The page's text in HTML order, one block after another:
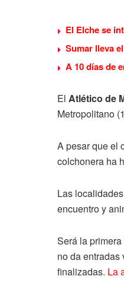
El Elche se
Sumar lleva
A 10 días de
El Atlético de
Metropolitano
A pesar que el
colchonera ha
Las
encuentro y
Será la
no da
finalizadas. La